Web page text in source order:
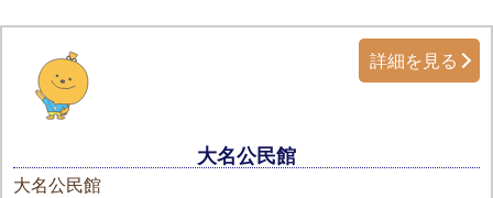
大名公民館
大名公民館
詳細を見る